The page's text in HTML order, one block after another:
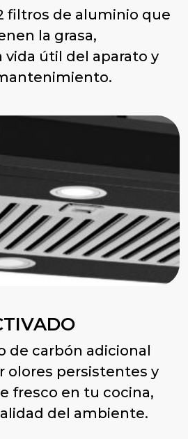
filtros de aluminio que
la grasa,
vida útil del aparato y
de carbón adicional
olores persistentes y
fresco en tu cocina,
del ambiente.